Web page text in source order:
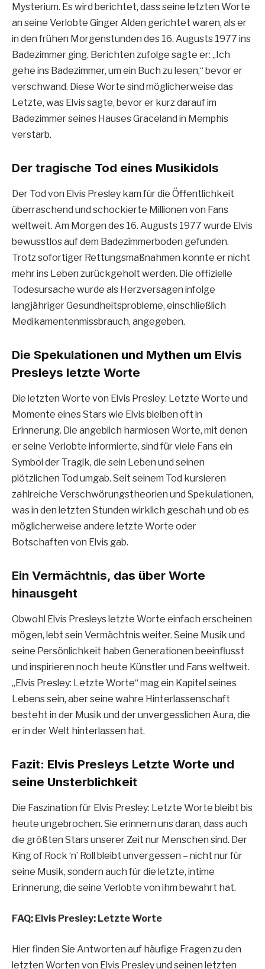
Mysterium. Es wird berichtet, dass seine letzten Worte
an seine Verlobte Ginger Alden gerichtet waren, als er
in den frühen Morgenstunden des 16. Augusts 1977 ins
Badezimmer ging. Berichten zufolge sagte er: „Ich
gehe ins Badezimmer, um ein Buch zu lesen,“ bevor er
verschwand. Diese Worte sind möglicherweise das
Letzte, was Elvis sagte, bevor er kurz darauf im
Badezimmer seines Hauses Graceland in Memphis
verstarb.
Der tragische Tod eines Musikidols
Der Tod von Elvis Presley kam für die Öffentlichkeit
überraschend und schockierte Millionen von Fans
weltweit. Am Morgen des 16. Augusts 1977 wurde Elvis
bewusstlos auf dem Badezimmerboden gefunden.
Trotz sofortiger Rettungsmaßnahmen konnte er nicht
mehr ins Leben zurückgeholt werden. Die offizielle
Todesursache wurde als Herzversagen infolge
langjähriger Gesundheitsprobleme, einschließlich
Medikamentenmissbrauch, angegeben.
Die Spekulationen und Mythen um Elvis
Presleys letzte Worte
Die letzten Worte von Elvis Presley: Letzte Worte und
Momente eines Stars wie Elvis bleiben oft in
Erinnerung. Die angeblich harmlosen Worte, mit denen
er seine Verlobte informierte, sind für viele Fans ein
Symbol der Tragik, die sein Leben und seinen
plötzlichen Tod umgab. Seit seinem Tod kursieren
zahlreiche Verschwörungstheorien und Spekulationen,
was in den letzten Stunden wirklich geschah und ob es
möglicherweise andere letzte Worte oder
Botschaften von Elvis gab.
Ein Vermächtnis, das über Worte
hinausgeht
Obwohl Elvis Presleys letzte Worte einfach erscheinen
mögen, lebt sein Vermächtnis weiter. Seine Musik und
seine Persönlichkeit haben Generationen beeinflusst
und inspirieren noch heute Künstler und Fans weltweit.
„Elvis Presley: Letzte Worte“ mag ein Kapitel seines
Lebens sein, aber seine wahre Hinterlassenschaft
besteht in der Musik und der unvergesslichen Aura, die
er in der Welt hinterlassen hat.
Fazit: Elvis Presleys Letzte Worte und
seine Unsterblichkeit
Die Faszination für Elvis Presley: Letzte Worte bleibt bis
heute ungebrochen. Sie erinnern uns daran, dass auch
die größten Stars unserer Zeit nur Menschen sind. Der
King of Rock ‘n’ Roll bleibt unvergessen – nicht nur für
seine Musik, sondern auch für die letzte, intime
Erinnerung, die seine Verlobte von ihm bewahrt hat.
FAQ: Elvis Presley: Letzte Worte
Hier finden Sie Antworten auf häufige Fragen zu den
letzten Worten von Elvis Presley und seinen letzten